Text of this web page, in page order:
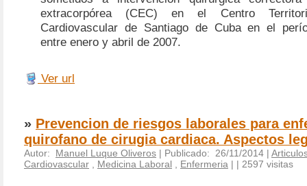
extracorpórea (CEC) en el Centro
Cardiovascular de Santiago de Cuba en el
entre enero y abril de 2007.
Ver url
» Prevencion de riesgos laborales para
quirofano de cirugia cardiaca. Aspectos
Autor: Manuel Luque Oliveros | Publicado: 26/11/2014 |
Cardiovascular , Medicina Laboral , Enfermeria | | 2597 visitas